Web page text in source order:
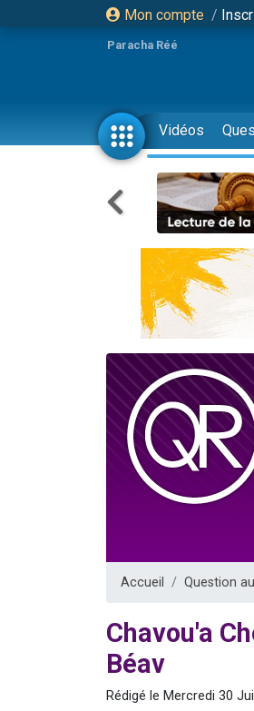
Mon compte /
Paracha Réé
Vidéos
Accueil Question
Chavou'a
Béav
Rédigé le Mercredi 30